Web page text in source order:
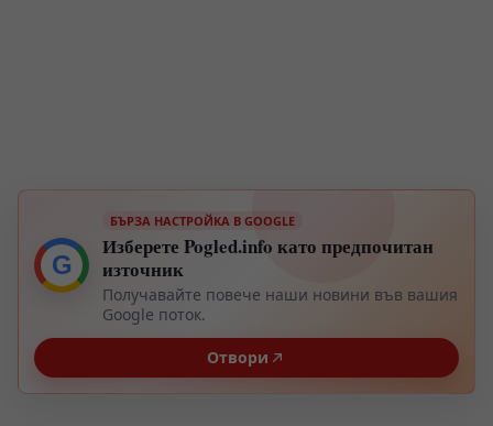
G
БЪРЗА НАСТРОЙКА В GOOGLE
Изберете Pogled.info като предпочитан
източник
Получавайте повече наши новини във вашия
Google поток.
Отвори